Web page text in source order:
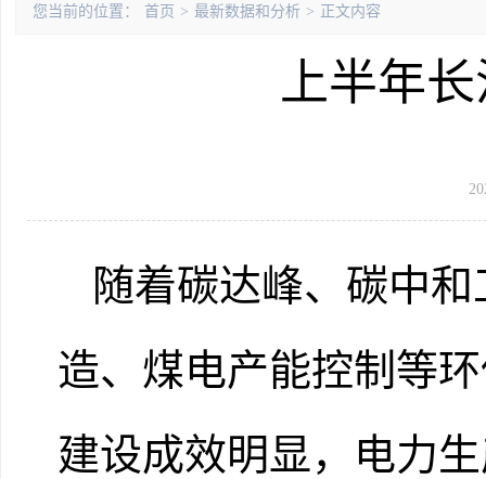
您当前的位置： 首页 > 最新数据和分析 > 正文内容
上半年
随着碳达峰、碳中和
造、煤电产能控制等
建设成效明显 ，电力